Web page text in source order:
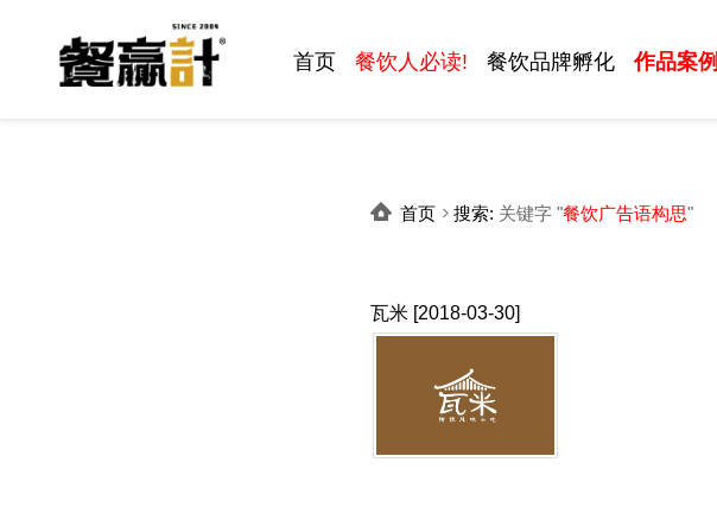
首页 餐饮人必读! 餐饮品牌孵化 作品案例
首页 搜索: 关键字 "餐饮广告语构思"
瓦米 [2018-03-30]